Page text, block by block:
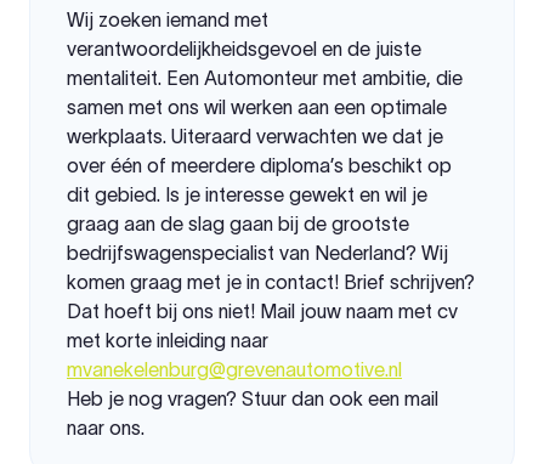
Wij zoeken iemand met
verantwoordelijkheidsgevoel en de juiste
mentaliteit. Een Automonteur met ambitie, die
samen met ons wil werken aan een optimale
werkplaats. Uiteraard verwachten we dat je
over één of meerdere diploma’s beschikt op
dit gebied. Is je interesse gewekt en wil je
graag aan de slag gaan bij de grootste
bedrijfswagenspecialist van Nederland? Wij
komen graag met je in contact! Brief schrijven?
Dat hoeft bij ons niet! Mail jouw naam met cv
met korte inleiding naar
mvanekelenburg@grevenautomotive.nl
Heb je nog vragen? Stuur dan ook een mail
naar ons.